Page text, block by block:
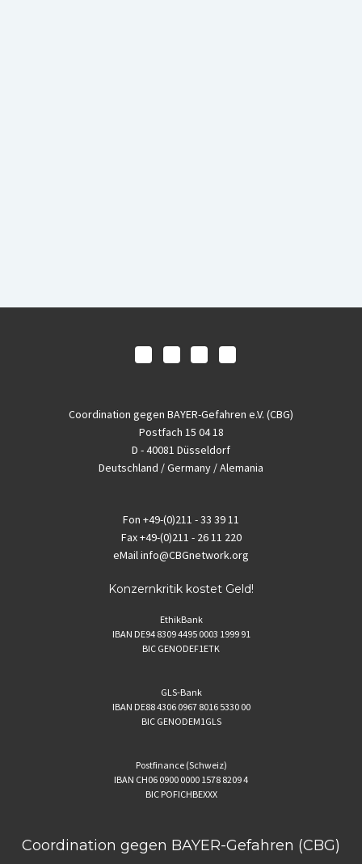
Coordination gegen BAYER-Gefahren e.V. (CBG)
Postfach 15 04 18
D - 40081 Düsseldorf
Deutschland / Germany / Alemania
Fon +49-(0)211 - 33 39 11
Fax+49-(0)211 - 26 11 220
eMailinfo@CBGnetwork.org
Konzernkritik kostet Geld!
EthikBank
IBAN DE94 8309 4495 0003 1999 91
BIC GENODEF1ETK
GLS-Bank
IBAN DE88 4306 0967 8016 5330 00
BIC GENODEM1GLS
Postfinance (Schweiz)
IBAN CH06 0900 0000 1578 8209 4
BIC POFICHBEXXX
Coordination gegen BAYER-Gefahren (CBG)